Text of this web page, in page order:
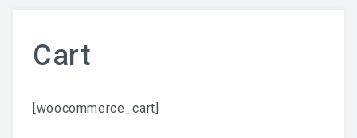
Cart
[woocommerce_cart]